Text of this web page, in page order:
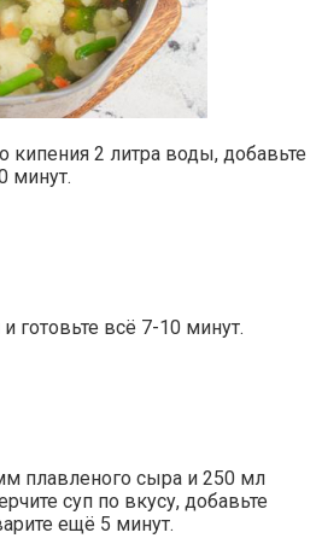
кипения 2 литра воды, добавьте
минут.
готовьте всё 7-10 минут.
плавленого сыра и 250 мл
суп по вкусу, добавьте
ещё 5 минут.